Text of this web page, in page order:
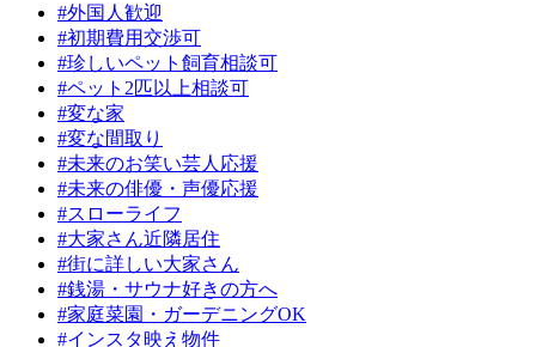
#外国人歓迎
#初期費用交渉可
#珍しいペット飼育相談可
#ペット2匹以上相談可
#変な家
#変な間取り
#未来のお笑い芸人応援
#未来の俳優・声優応援
#スローライフ
#大家さん近隣居住
#街に詳しい大家さん
#銭湯・サウナ好きの方へ
#家庭菜園・ガーデニングOK
#インスタ映え物件